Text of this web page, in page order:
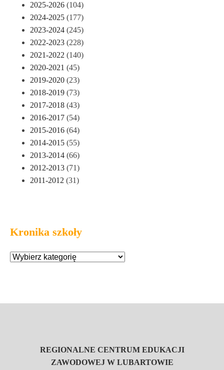
2025-2026 (104)
2024-2025 (177)
2023-2024 (245)
2022-2023 (228)
2021-2022 (140)
2020-2021 (45)
2019-2020 (23)
2018-2019 (73)
2017-2018 (43)
2016-2017 (54)
2015-2016 (64)
2014-2015 (55)
2013-2014 (66)
2012-2013 (71)
2011-2012 (31)
Kronika szkoły
REGIONALNE CENTRUM EDUKACJI
ZAWODOWEJ W LUBARTOWIE